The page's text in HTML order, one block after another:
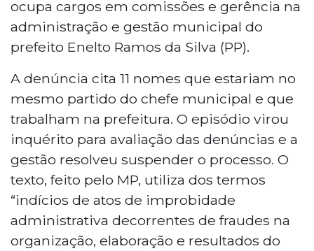
ocupa cargos em comissões e gerência na
administração e gestão municipal do
prefeito Enelto Ramos da Silva (PP).
A denúncia cita 11 nomes que estariam no
mesmo partido do chefe municipal e que
trabalham na prefeitura. O episódio virou
inquérito para avaliação das denúncias e a
gestão resolveu suspender o processo. O
texto, feito pelo MP, utiliza dos termos
“indícios de atos de improbidade
administrativa decorrentes de fraudes na
organização, elaboração e resultados do